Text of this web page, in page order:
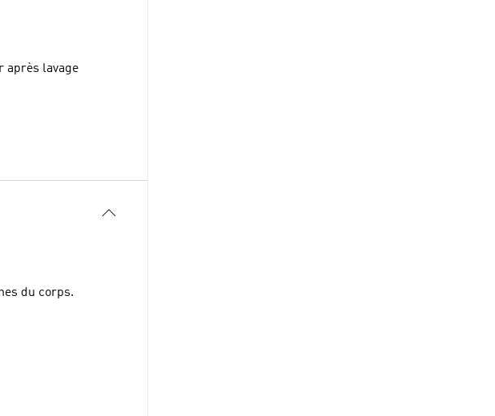
après lavage
du corps.